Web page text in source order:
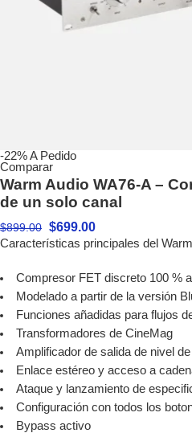
-22%A Pedido
Comparar
Warm Audio WA76-A –
de un solo canal
$899.00 $699.00
Características principales del
Compresor FET discreto 100 %
Modelado a partir de la versión
Funciones añadidas para flujos
Transformadores de CineMag
Amplificador de salida de nivel
Enlace estéreo y acceso a
Ataque y lanzamiento de
Configuración con todos los
Bypass activo